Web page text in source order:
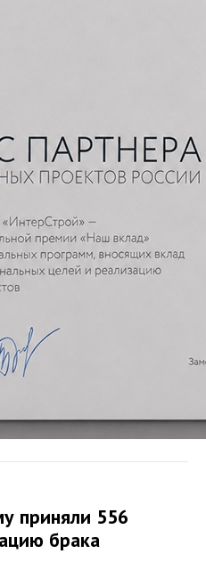
приняли 556
брака